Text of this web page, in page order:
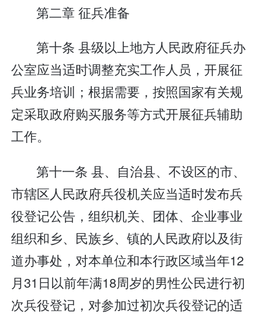
第二章 征兵准备
第十条 县级以上地方人民政府征兵办
公室应当适时调整充实工作人员，开展征
兵业务培训；根据需要，按照国家有关规
定采取政府购买服务等方式开展征兵辅助
工作。
第十一条 县、自治县、不设区的市、
市辖区人民政府兵役机关应当适时发布兵
役登记公告，组织机关、团体、企业事业
组织和乡、民族乡、镇的人民政府以及街
道办事处，对本单位和本行政区域当年12
月31日以前年满18周岁的男性公民进行初
次兵役登记，对参加过初次兵役登记的适